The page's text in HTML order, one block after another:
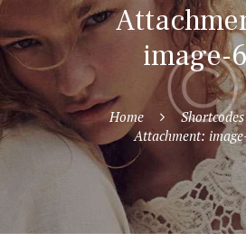
image-
Home
Shortcodes
Attachment: